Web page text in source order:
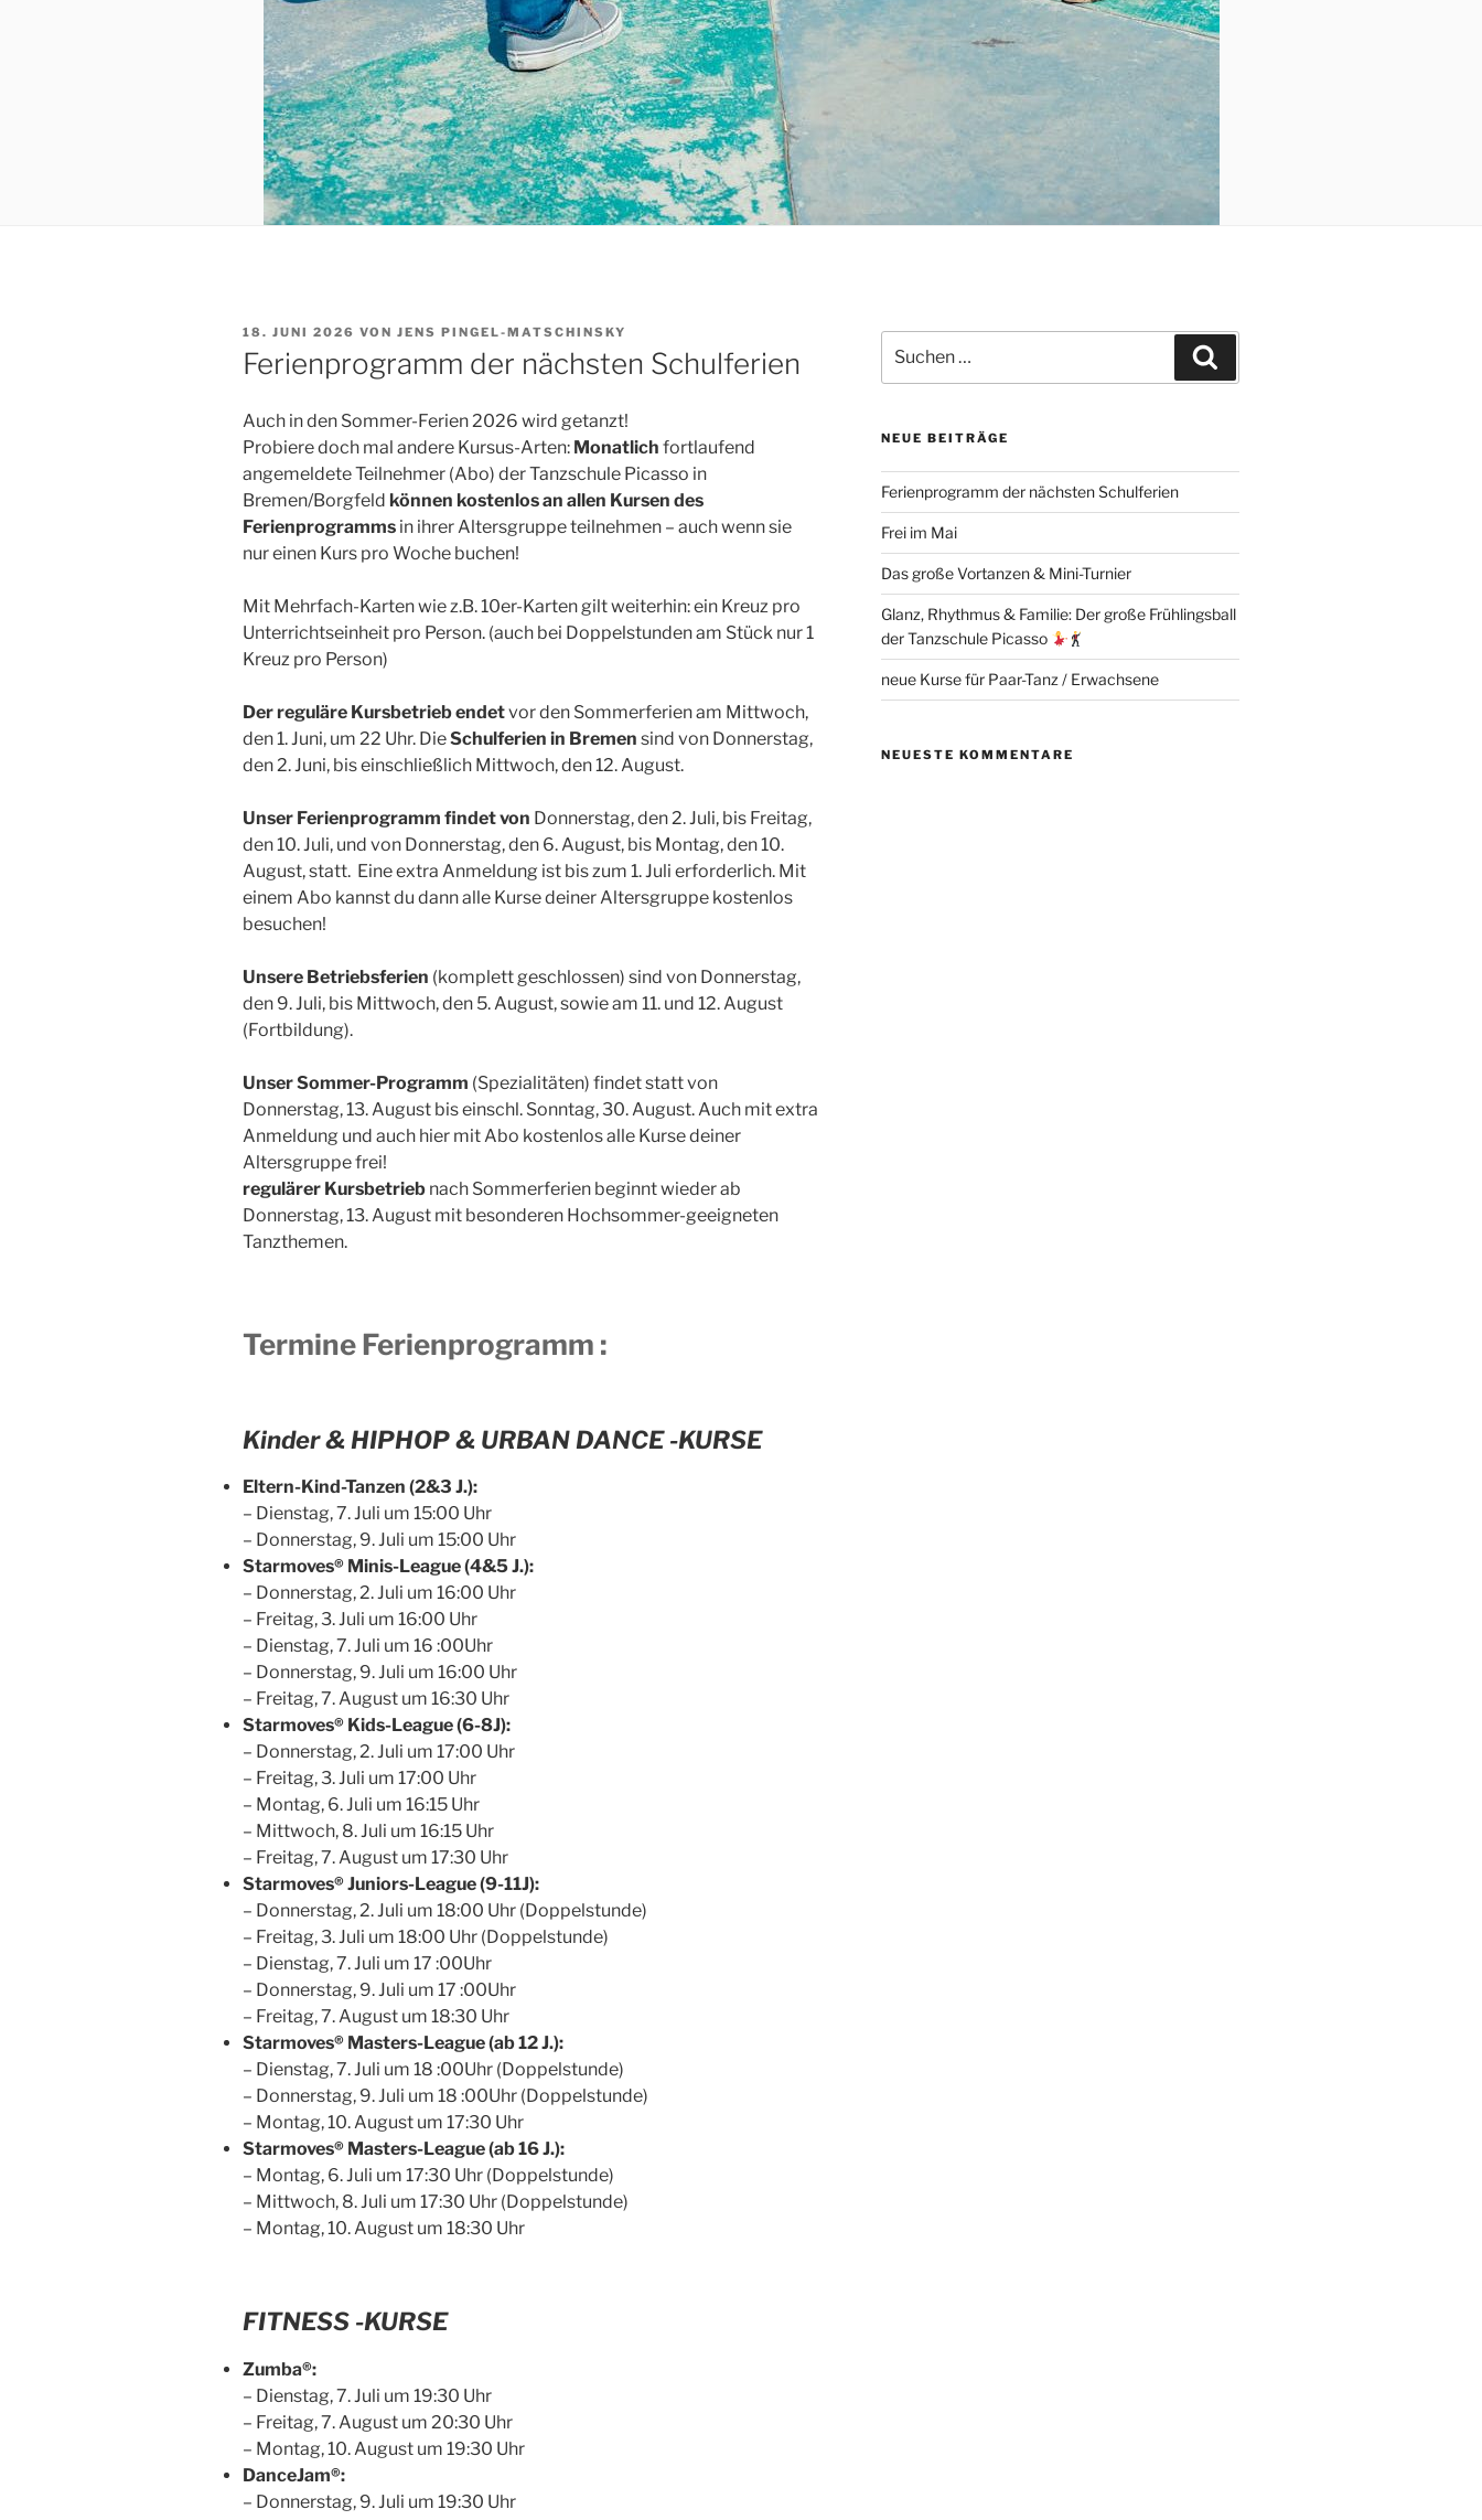
VERÖFFENTLICHT
AM
18. JUNI 2026 VON JENS PINGEL-MATSCHINSKY
Ferienprogramm der nächsten Schulferien
Auch in den Sommer-Ferien 2026 wird getanzt!
Probiere doch mal andere Kursus-Arten: Monatlich fortlaufend
angemeldete Teilnehmer (Abo) der Tanzschule Picasso in
Bremen/Borgfeld können kostenlos an allen Kursen des
Ferienprogramms in ihrer Altersgruppe teilnehmen – auch wenn sie
nur einen Kurs pro Woche buchen!
Mit Mehrfach-Karten wie z.B. 10er-Karten gilt weiterhin: ein Kreuz pro
Unterrichtseinheit pro Person. (auch bei Doppelstunden am Stück nur 1
Kreuz pro Person)
Der reguläre Kursbetriebendetvor den Sommerferien am Mittwoch,
den 1. Juni, um 22 Uhr. DieSchulferien in Bremen sind von Donnerstag,
den 2. Juni, bis einschließlich Mittwoch, den 12. August.
Unser Ferienprogramm findet von Donnerstag, den 2. Juli, bis Freitag,
den 10. Juli, und von Donnerstag, den 6. August, bis Montag, den 10.
August, statt. Eine extra Anmeldung ist bis zum 1. Juli erforderlich. Mit
einem Abo kannst du dann alle Kurse deiner Altersgruppe kostenlos
besuchen!
Unsere Betriebsferien (komplett geschlossen) sind von Donnerstag,
den 9. Juli, bis Mittwoch, den 5. August, sowie am 11. und 12. August
(Fortbildung).
Unser Sommer-Programm (Spezialitäten) findet statt von
Donnerstag, 13. August bis einschl. Sonntag, 30. August. Auch mit extra
Anmeldung und auch hier mit Abo kostenlos alle Kurse deiner
Altersgruppe frei!
regulärer Kursbetrieb nach Sommerferien beginnt wieder ab
Donnerstag, 13. August mit besonderen Hochsommer-geeigneten
Tanzthemen.
Termine Ferienprogramm :
Kinder & HIPHOP & URBAN DANCE -KURSE
Eltern-Kind-Tanzen (2&3 J.):
– Dienstag, 7. Juli um 15:00 Uhr
– Donnerstag, 9. Juli um 15:00 Uhr
Starmoves® Minis-League (4&5 J.):
– Donnerstag, 2. Juli um 16:00 Uhr
– Freitag, 3. Juli um 16:00 Uhr
– Dienstag, 7. Juli um 16 :00Uhr
– Donnerstag, 9. Juli um 16:00 Uhr
– Freitag, 7. August um 16:30 Uhr
Starmoves® Kids-League (6-8J):
– Donnerstag, 2. Juli um 17:00 Uhr
– Freitag, 3. Juli um 17:00 Uhr
– Montag, 6. Juli um 16:15 Uhr
– Mittwoch, 8. Juli um 16:15 Uhr
– Freitag, 7. August um 17:30 Uhr
Starmoves® Juniors-League (9-11J):
– Donnerstag, 2. Juli um 18:00 Uhr (Doppelstunde)
– Freitag, 3. Juli um 18:00 Uhr (Doppelstunde)
– Dienstag, 7. Juli um 17 :00Uhr
– Donnerstag, 9. Juli um 17 :00Uhr
– Freitag, 7. August um 18:30 Uhr
Starmoves® Masters-League (ab 12 J.):
– Dienstag, 7. Juli um 18 :00Uhr (Doppelstunde)
– Donnerstag, 9. Juli um 18 :00Uhr (Doppelstunde)
– Montag, 10. August um 17:30 Uhr
Starmoves® Masters-League (ab 16 J.):
– Montag, 6. Juli um 17:30 Uhr (Doppelstunde)
– Mittwoch, 8. Juli um 17:30 Uhr (Doppelstunde)
– Montag, 10. August um 18:30 Uhr
FITNESS -KURSE
Zumba®:
– Dienstag, 7. Juli um 19:30 Uhr
– Freitag, 7. August um 20:30 Uhr
– Montag, 10. August um 19:30 Uhr
DanceJam®:
– Donnerstag, 9. Juli um 19:30 Uhr
nach:
NEUE BEITRÄGE
Ferienprogramm der nächsten Schulferien
Frei im Mai
Das große Vortanzen & Mini-Turnier
Glanz, Rhythmus & Familie: Der große Frühlingsball
der Tanzschule Picasso
neue Kurse für Paar-Tanz / Erwachsene
NEUESTE KOMMENTARE